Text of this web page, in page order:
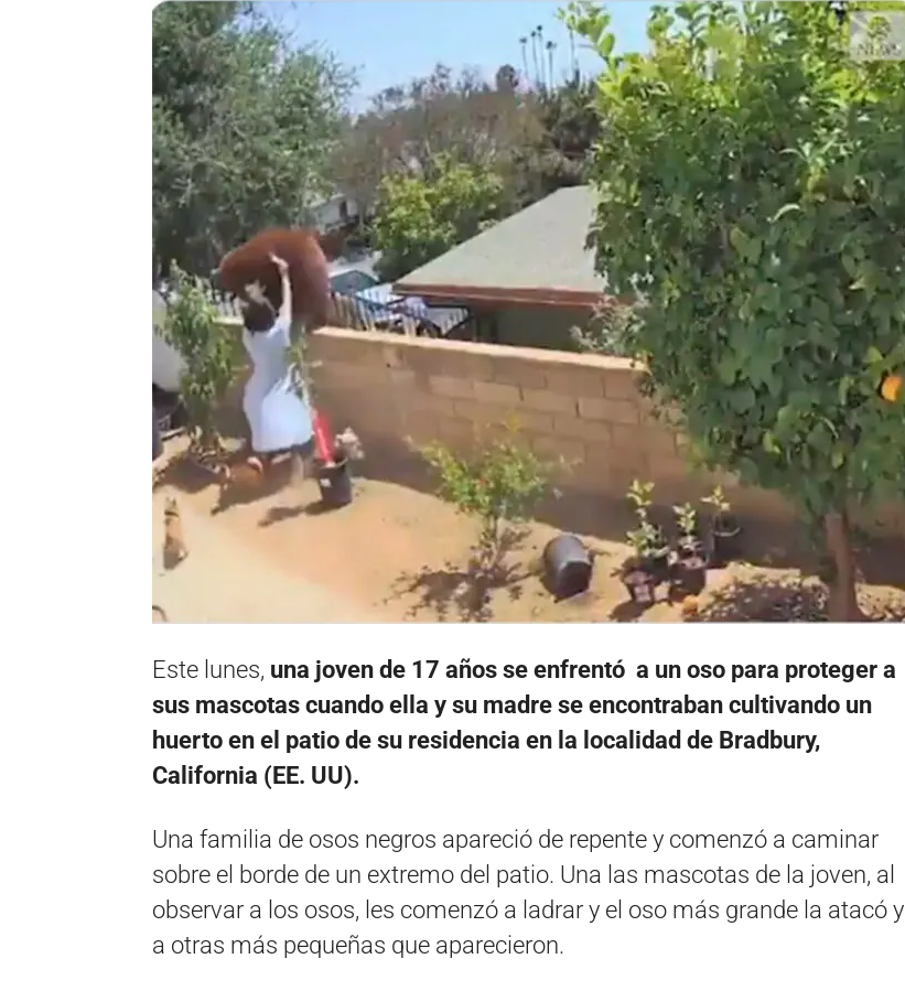
Este lunes, una joven de 17 años se enfrentó a un oso para proteger a
sus mascotas cuando ella y su madre se encontraban cultivando un
huerto en el patio de su residencia en la localidad de Bradbury,
California (EE. UU).
Una familia de osos negros apareció de repente y comenzó a caminar
sobre el borde de un extremo del patio. Una las mascotas de la joven, al
observar a los osos, les comenzó a ladrar y el oso más grande la atacó y
a otras más pequeñas que aparecieron.